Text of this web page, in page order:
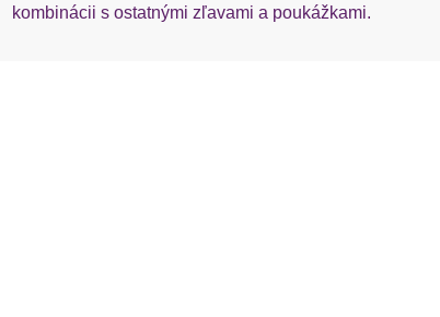
kombinácii s ostatnými zľavami a poukážkami.